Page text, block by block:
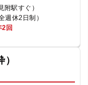
附駅すぐ）
週休2日制）
2回